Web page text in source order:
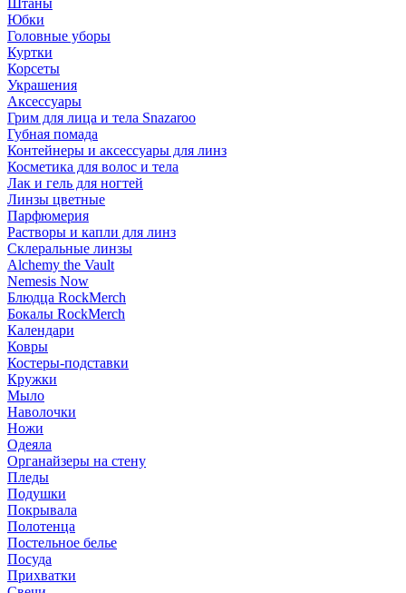
Штаны
Юбки
Головные уборы
Куртки
Корсеты
Украшения
Аксессуары
Грим для лица и тела Snazaroo
Губная помада
Контейнеры и аксессуары для линз
Косметика для волос и тела
Лак и гель для ногтей
Линзы цветные
Парфюмерия
Растворы и капли для линз
Склеральные линзы
Alchemy the Vault
Nemesis Now
Блюдца RockMerch
Бокалы RockMerch
Календари
Ковры
Костеры-подставки
Кружки
Мыло
Наволочки
Ножи
Одеяла
Органайзеры на стену
Пледы
Подушки
Покрывала
Полотенца
Постельное белье
Посуда
Прихватки